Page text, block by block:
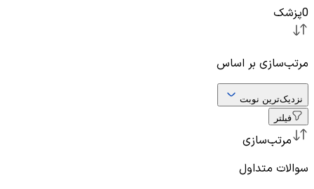
0پزشک
مرتب‌سازی بر اساس
نزدیک‌ترین نوبت
فیلتر
مرتب‌سازی
سوالات متداول